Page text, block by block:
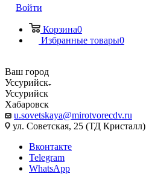
Войти
Корзина0
Избранные товары0
Ваш город
Уссурийск
Уссурийск
Хабаровск
u.sovetskaya@mirotvorecdv.ru
ул. Советская, 25 (ТД Кристалл)
Вконтакте
Telegram
WhatsApp